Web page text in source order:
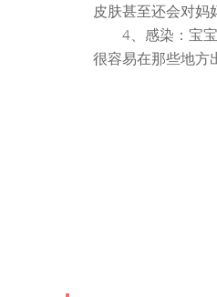
皮肤甚至还会对妈
4、感染：宝
很容易在那些地方